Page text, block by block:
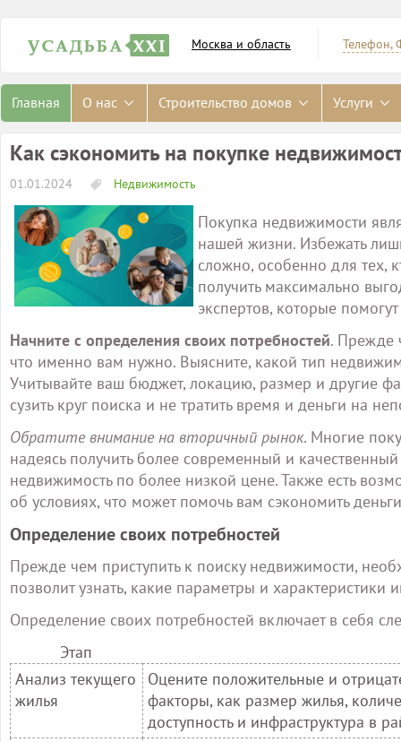
Телефон,
Москва и область
Главная О нас Строительство домов Услуги
Как сэкономить на покупке
01.01.2024 Недвижимость
Покупка недвижимости
нашей жизни. Избежать
сложно, особенно для тех,
получить максимально
экспертов, которые
Начните с определения своих потребностей. Прежде
что именно вам нужно. Выясните, какой тип
Учитывайте ваш бюджет, локацию, размер и другие
сузить круг поиска и не тратить время и деньги на
Обратите внимание на вторичный рынок. Многие
надеясь получить более современный и
недвижимость по более низкой цене. Также есть
об условиях, что может помочь вам сэкономить
Определение своих потребностей
Прежде чем приступить к поиску недвижимости,
позволит узнать, какие параметры и характеристики
Определение своих потребностей включает в себя
Этап
Анализ текущего
жилья
Оцените положительные и
факторы, как размер жилья,
доступность и инфраструктура в